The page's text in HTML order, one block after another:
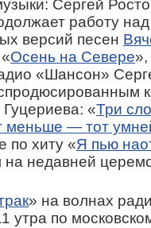
Сергей
работу
версий песен
Осень на Севере
«Шансон»
«Три
меньше — тот
по хиту «Я пью
на недавней
» на волнах
утра по